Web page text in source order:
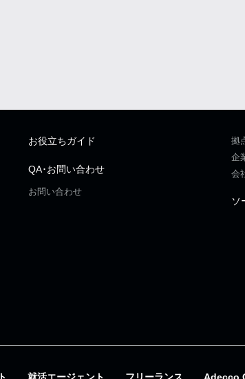
お役立ちガイド
QA･お問い合わせ
お問い合わせ
拠
企
会
ソ